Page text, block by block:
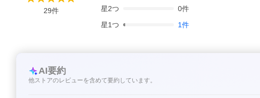
29件
星2つ 0件
星1つ 1件
AI要約
他ストアのレビューを含めて要約しています。